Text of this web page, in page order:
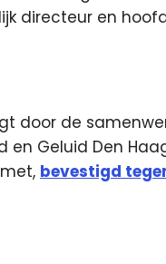
directeur en
door de
en Geluid Den
bevestigd